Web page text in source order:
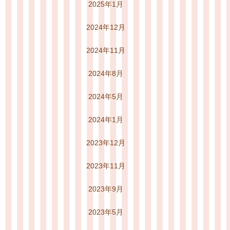
2025年1月
2024年12月
2024年11月
2024年8月
2024年5月
2024年1月
2023年12月
2023年11月
2023年9月
2023年5月